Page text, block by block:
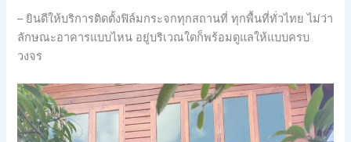
– ยินดีให้บริการติดตั้งฟิล์มกระจกทุกสถานที่ ทุกพื้นที่ทั่วไทย ไม่ว่า
ลักษณะอาคารแบบไหน อยู่บริเวณใดก็พร้อมดูแลให้แบบครบ
วงจร